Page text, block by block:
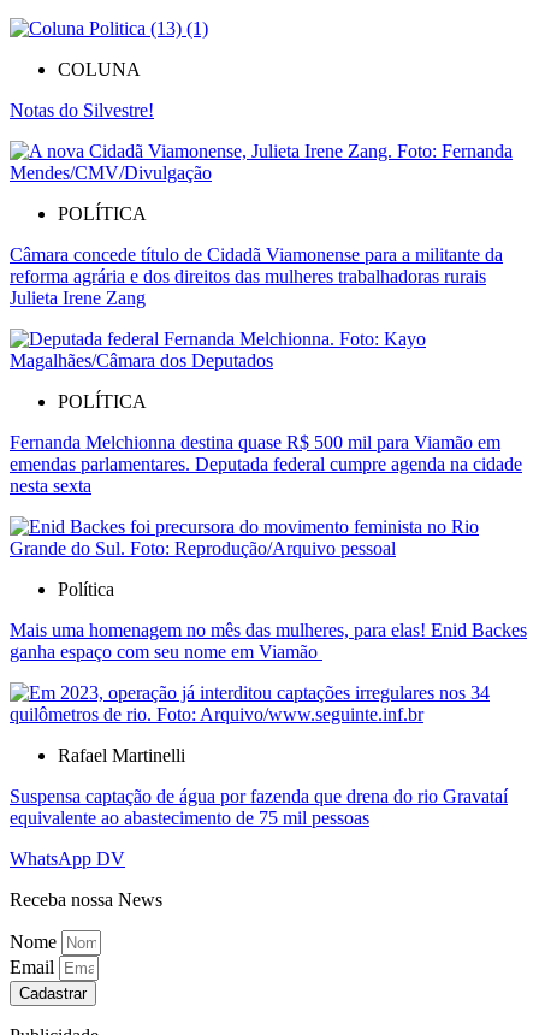
COLUNA
Notas do Silvestre!
POLÍTICA
Câmara concede título de Cidadã Viamonense para a militante da
reforma agrária e dos direitos das mulheres trabalhadoras rurais
Julieta Irene Zang
POLÍTICA
Fernanda Melchionna destina quase R$ 500 mil para Viamão em
emendas parlamentares. Deputada federal cumpre agenda na cidade
nesta sexta
Política
Mais uma homenagem no mês das mulheres, para elas! Enid Backes
ganha espaço com seu nome em Viamão
Rafael Martinelli
Suspensa captação de água por fazenda que drena do rio Gravataí
equivalente ao abastecimento de 75 mil pessoas
WhatsApp DV
Receba nossa News
Nome
Email
Cadastrar